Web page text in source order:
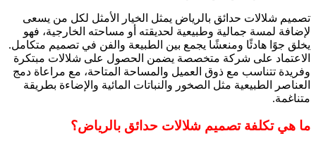
تصميم شلالات حدائق بالرياض يمثل الخيار الأمثل لكل من يسعى
لإضافة لمسة جمالية وطبيعية لحديقته أو مساحته الخارجية، فهو
يخلق جوًا هادئًا ومنعشًا يجمع بين الطبيعة والفن في تصميم متكامل.
الاعتماد على شركة متخصصة يضمن الحصول على شلالات مبتكرة
وفريدة تتناسب مع ذوق العميل والمساحة المتاحة، مع مراعاة دمج
العناصر الطبيعية مثل الصخور والنباتات المائية والإضاءة بطريقة
متناغمة.
ما هي تكلفة تصميم شلالات حدائق بالرياض؟